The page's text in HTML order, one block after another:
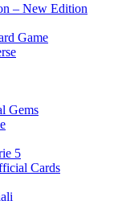
– New Edition
Game
Gems
5
Cards